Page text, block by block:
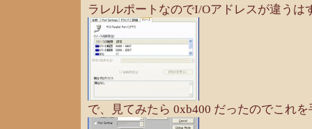
ラレルポートなのでI/Oアドレスが違うは
で、見てみたら 0xb400 だったのでこれ